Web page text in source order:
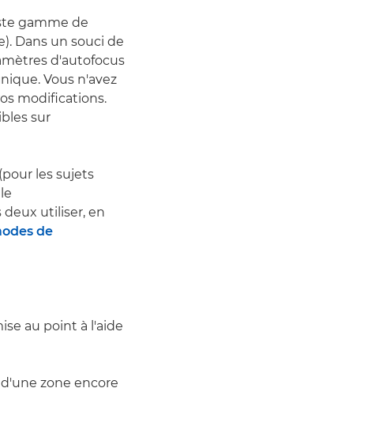
gamme de
Dans un souci de
d'autofocus
Vous n'avez
modifications.
sur
les sujets
deux utiliser, en
de
au point à l'aide
zone encore